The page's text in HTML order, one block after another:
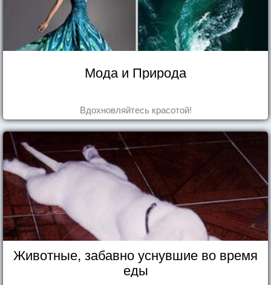
Мода и Природа
Вдохновляйтесь красотой!
Животные, забавно уснувшие во время
еды